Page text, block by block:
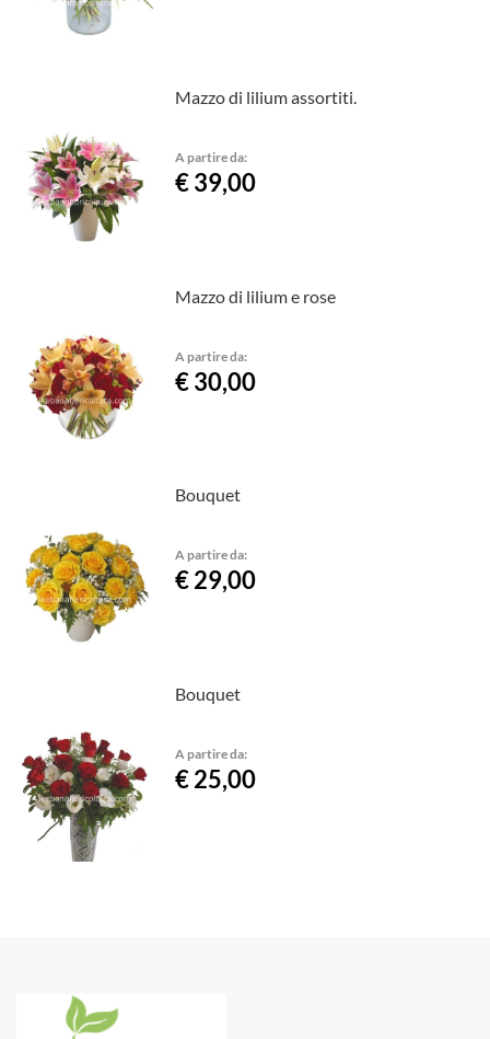
Mazzo di lilium assortiti.
A partire da:
€ 39,00
Mazzo di lilium e rose
A partire da:
€ 30,00
Bouquet
A partire da:
€ 29,00
Bouquet
A partire da:
€ 25,00